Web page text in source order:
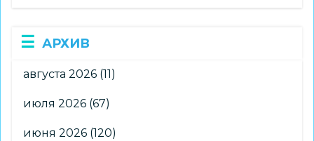
АРХИВ
августа 2026 (11)
июля 2026 (67)
июня 2026 (120)